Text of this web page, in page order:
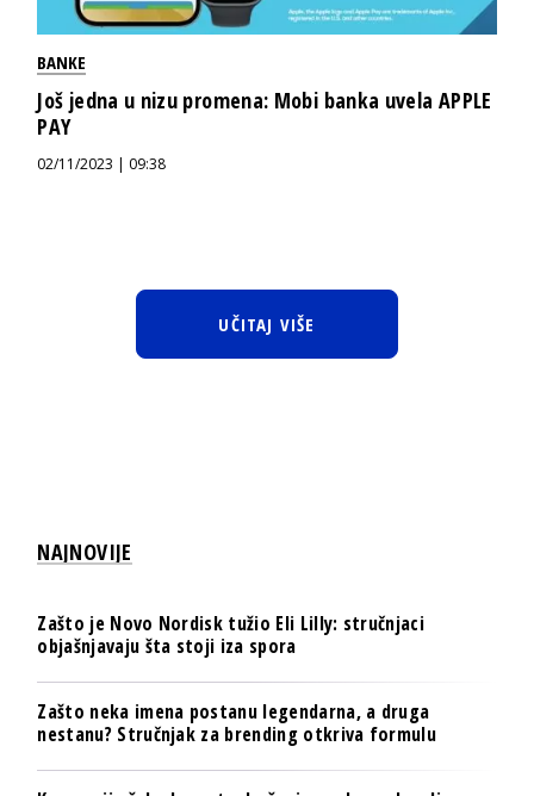
BANKE
Još jedna u nizu promena: Mobi banka uvela APPLE
PAY
02/11/2023 | 09:38
UČITAJ VIŠE
NAJNOVIJE
Zašto je Novo Nordisk tužio Eli Lilly: stručnjaci
objašnjavaju šta stoji iza spora
Zašto neka imena postanu legendarna, a druga
nestanu? Stručnjak za brending otkriva formulu